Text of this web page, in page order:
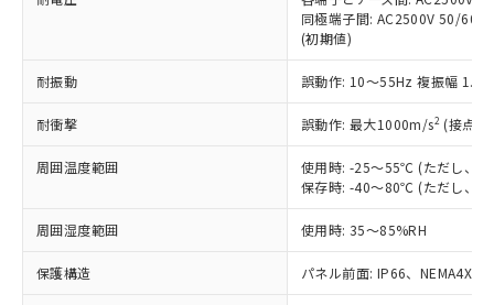
同極端子間: AC2500V 50/
(初期値)
耐振動 誤動作: 10～55Hz 複振幅
耐衝撃 誤動作: 最大1000m/s2 (接点
周囲温度範囲
使用時: -25～55℃ (ただし、氷
保存時: -40～80℃ (ただし、氷
周囲湿度範囲 使用時: 35～85%RH
保護構造 パネル前面: IP66、NEMA4X,
オムロン制御機器販売店や当社販売拠
販売ネットワーク
」をご確認
在庫状況および標準価格結果を当社の
事前の承諾なく第三者に漏洩または開
示しないようお願いします。
マイパーツ機能（部品リスト作成サー
ビス）をご利用いただくには、I-Web
メンバーズにご登録されている必要が
お客様が当ウェブサイト上で当社にご
登録された部品リストについて、当社
および当社の共同利用者が、当社の製
フタル酸エステル類の４物質については閾値を超える意
図的な使用がないことを確認しています。
部品在庫の切り替え状況などにより、予定
月が前後することがあります。
※3 非含有証明書ダウンロード
下記の非含有証明書をダウンロードするこ
「ｅ」：有害物質（10物質）のすべてが基
準値以下であることを示します。
「10」：通常の使用状況下において有害物
質が外部に漏えいし、環境に深刻な影響を
及ぼさない年数を意味します。
「－」：未確認です。当社販売部門へお問
い合わせください。
武器並びにこれらの製造装置等に一切
当社は、貴社製品を第三者に販売する
場合は、上記1、2および3の内容を当
該第三者に通知します。また当社は、
販売先および販売に係わる関係者が違
法に輸出するおそれがある場合は、取
り引きをいたしません。
在庫なし(最新の在庫状況につ
いては、お客様のお取引先、ま
たはお客様担当のオムロン制御
機器販売店・当社販売員にご確
白
受注生産機種、また在庫状況の
情報を公開していない機種